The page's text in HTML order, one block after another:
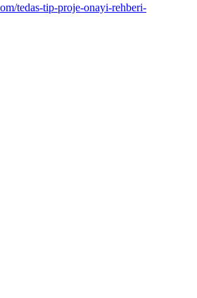
tedas-tip-proje-onayi-rehberi-